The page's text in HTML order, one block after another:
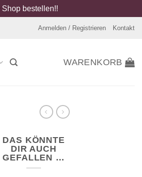
bestellen!!
Anmelden / Registrieren Kontakt
WARENKORB
DAS KÖNNTE
DIR AUCH
GEFALLEN …